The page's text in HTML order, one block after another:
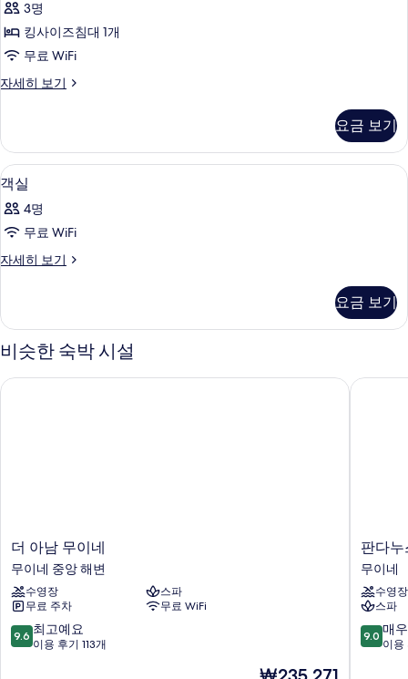
보
기
(Suite)
사
진
모
보
기
3명
킹사이즈침대 1개
무료 WiFi
자세히 보기
룸,
망
(Suite)
자
세
히
보
요금 보기
객
실
사
진
모
보
기
12
객실
4명
무료 WiFi
자세히 보기
객
히
기
요금 보기
비슷한 숙박 시설
더
아
남
무
이
네
무
더 아남 무이네
무이네 중앙 해변
수영장
스파
무료 주차
무료 WiFi
10
점
9.6 최고예요
이용 후기 113개
현
더 아남 무이네
판
다
누
스
리
조
트
판다
무이네
수영장
스파
10
점
9.0 매
이용
판다누